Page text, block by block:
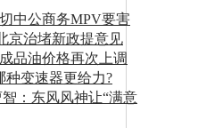
中公商务MPV要害
京治堵新政提意见
品油价格再次上调
种变速器更给力?
：东风风神让“满意